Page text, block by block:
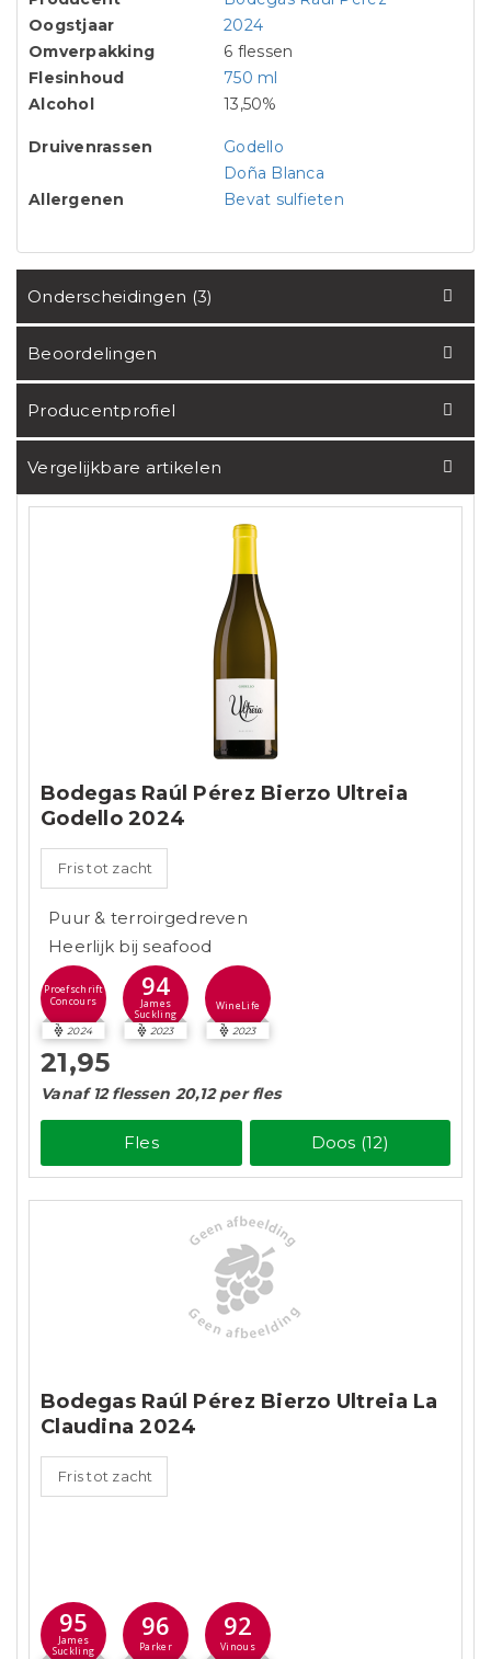
Oogstjaar
2024
Omverpakking
6 flessen
Flesinhoud
750 ml
Alcohol
13,50%
Druivenrassen
Godello
Doña Blanca
Allergenen
Bevat sulfieten
Onderscheidingen (3)
Beoordelingen
Producentprofiel
Vergelijkbare artikelen
Bodegas Raúl Pérez Bierzo Ultreia
Godello 2024
Fris tot zacht
Puur & terroirgedreven
Heerlijk bij seafood
Proefschrift
Concours
2024
94
James
Suckling
2023
WineLife
2023
21,95
Vanaf 12 flessen 20,12 per fles
Fles Doos (12)
Bodegas Raúl Pérez Bierzo Ultreia La
Claudina 2024
Fris tot zacht
95
James
Suckling
96
Parker
92
Vinous